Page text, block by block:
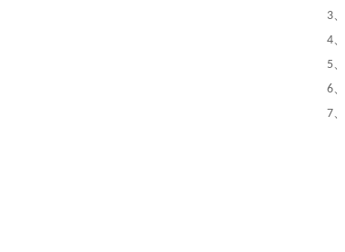
3、
4、
5、
6、
7、